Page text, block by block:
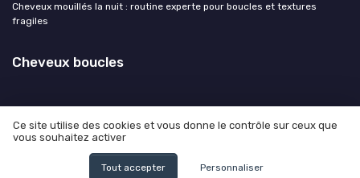
Cheveux mouillés la nuit : routine experte pour boucles et textures
fragiles
Cheveux boucles
Mentions légales
© Cheveux boucles 2026
Ce site utilise des cookies et vous donne le contrôle sur ceux que
vous souhaitez activer
Tout accepter Personnaliser